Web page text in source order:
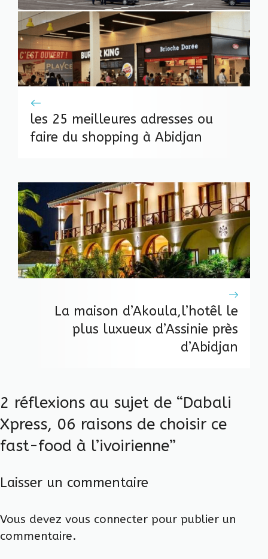
les 25 meilleures adresses ou
faire du shopping à Abidjan
La maison d’Akoula,l’hotêl le
plus luxueux d’Assinie près
d’Abidjan
2 réflexions au sujet de “Dabali
Xpress, 06 raisons de choisir ce
fast-food à l’ivoirienne”
Laisser un commentaire
Vous devez vous connecter pour publier un
commentaire.